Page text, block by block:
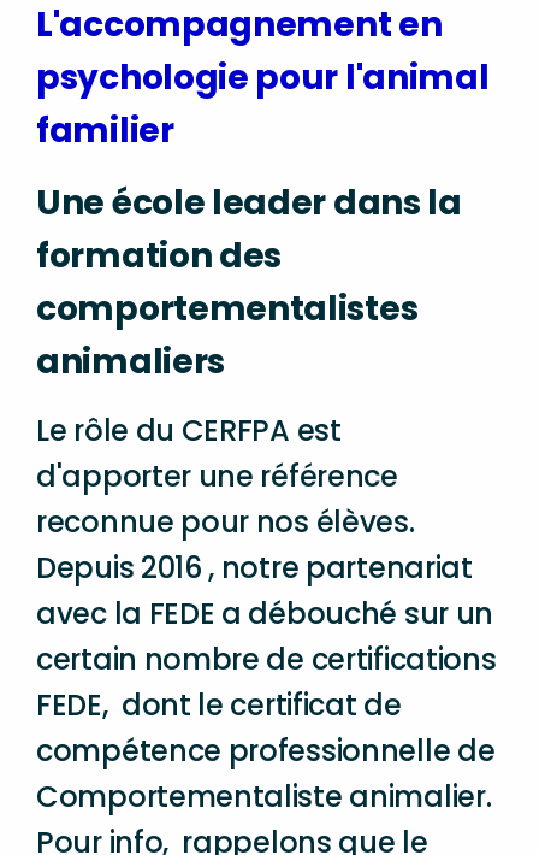
L'accompagnement en
psychologie pour l'animal
familier
Une école leader dans la
formation des
comportementalistes
animaliers
Le rôle du CERFPA est
d'apporter une référence
reconnue pour nos élèves.
Depuis 2016 , notre partenariat
avec la FEDE a débouché sur un
certain nombre de certifications
FEDE, dont le certificat de
compétence professionnelle de
Comportementaliste animalier.
Pour info, rappelons que le